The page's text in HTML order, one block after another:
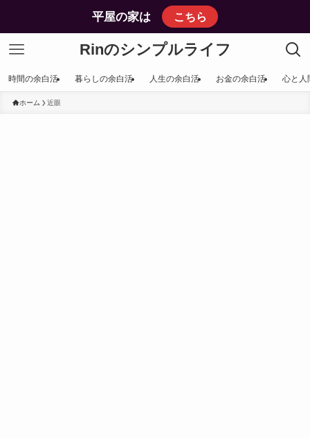
平屋の家は こちら
Rinのシンプルライフ
時間の余白活 暮らしの余白活 人生の余白活 お金の余白活 心と人
ホーム 近眼